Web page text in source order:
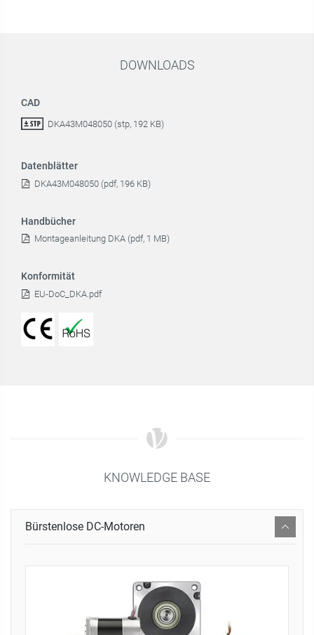
DOWNLOADS
CAD
DKA43M048050 (stp, 192 KB)
Datenblätter
DKA43M048050 (pdf, 196 KB)
Handbücher
Montageanleitung DKA (pdf, 1 MB)
Konformität
EU-DoC_DKA.pdf
KNOWLEDGE BASE
Bürstenlose DC-Motoren